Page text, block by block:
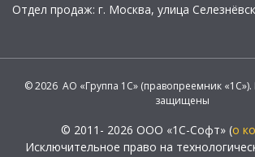
Отдел продаж: г. Москва, улица
© 2026 АО «Группа 1С» (правопреемник «1С»).
защищены
© 2011- 2026 ООО «1С-Софт» (о
Исключительное право на